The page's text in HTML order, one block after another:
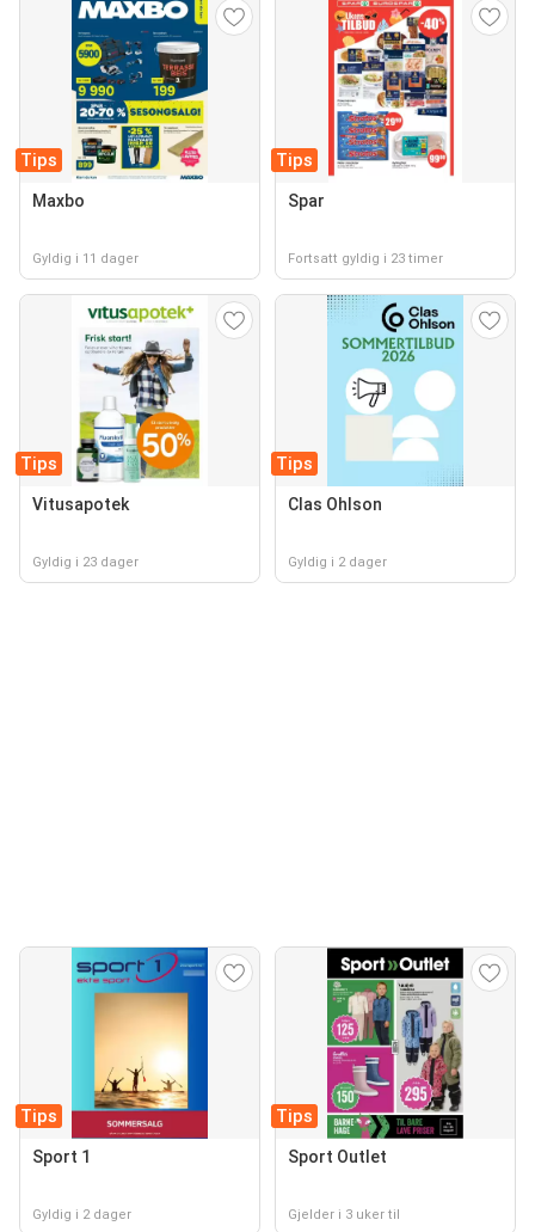
Tips
Maxbo
Gyldig i 11 dager
Tips
Spar
Fortsatt gyldig i 23 timer
Tips
Vitusapotek
Gyldig i 23 dager
Tips
Clas Ohlson
Gyldig i 2 dager
Tips
Sport 1
Gyldig i 2 dager
Tips
Sport Outlet
Gjelder i 3 uker til